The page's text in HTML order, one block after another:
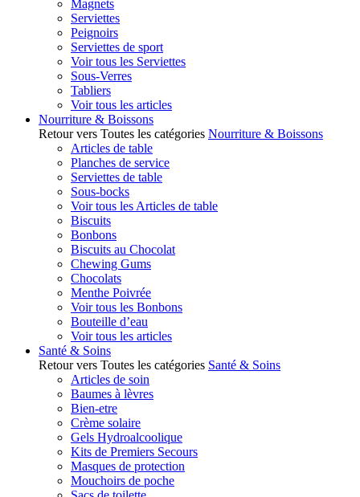
Magnets
Serviettes
Peignoirs
Serviettes de sport
Voir tous les Serviettes
Sous-Verres
Tabliers
Voir tous les articles
Nourriture & Boissons
Retour vers Toutes les catégories Nourriture & Boissons
Articles de table
Planches de service
Serviettes de table
Sous-bocks
Voir tous les Articles de table
Biscuits
Bonbons
Biscuits au Chocolat
Chewing Gums
Chocolats
Menthe Poivrée
Voir tous les Bonbons
Bouteille d’eau
Voir tous les articles
Santé & Soins
Retour vers Toutes les catégories Santé & Soins
Articles de soin
Baumes à lèvres
Bien-etre
Crème solaire
Gels Hydroalcoolique
Kits de Premiers Secours
Masques de protection
Mouchoirs de poche